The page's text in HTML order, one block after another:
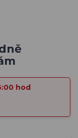
hod